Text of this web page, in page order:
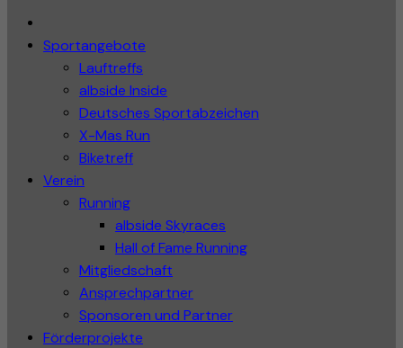
Sportangebote
Lauftreffs
albside Inside
Deutsches Sportabzeichen
X-Mas Run
Biketreff
Verein
Running
albside Skyraces
Hall of Fame Running
Mitgliedschaft
Ansprechpartner
Sponsoren und Partner
Förderprojekte